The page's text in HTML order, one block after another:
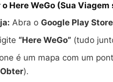
o Here WeGo (Sua
Abra o Google Play Store
“Here WeGo” (tudo
é um mapa com um
Obter).